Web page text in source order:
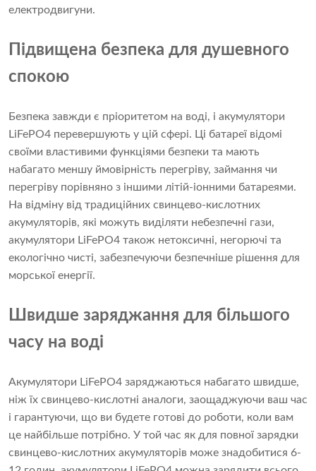
електродвигуни.
Підвищена безпека для душевного
спокою
Безпека завжди є пріоритетом на воді, і акумулятори
LiFePO4 перевершують у цій сфері. Ці батареї відомі
своїми властивими функціями безпеки та мають
набагато меншу ймовірність перегріву, займання чи
перегріву порівняно з іншими літій-іонними батареями.
На відміну від традиційних свинцево-кислотних
акумуляторів, які можуть виділяти небезпечні гази,
акумулятори LiFePO4 також нетоксичні, негорючі та
екологічно чисті, забезпечуючи безпечніше рішення для
морської енергії.
Швидше заряджання для більшого
часу на воді
Акумулятори LiFePO4 заряджаються набагато швидше,
ніж їх свинцево-кислотні аналоги, заощаджуючи ваш час
і гарантуючи, що ви будете готові до роботи, коли вам
це найбільше потрібно. У той час як для повної зарядки
свинцево-кислотних акумуляторів може знадобитися 6-